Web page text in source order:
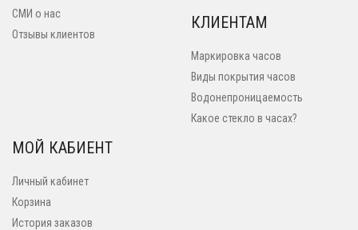
СМИ о нас
Отзывы клиентов
КЛИЕНТАМ
Маркировка часов
Виды покрытия часов
Водонепроницаемость
Какое стекло в часах?
МОЙ КАБИЕНТ
Личный кабинет
Корзина
История заказов